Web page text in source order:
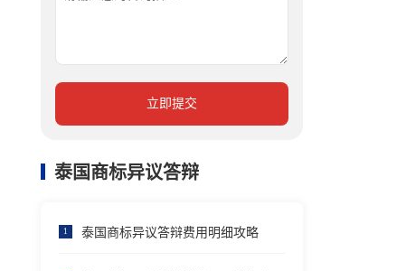
立即提交
泰国商标异议答辩
1 泰国商标异议答辩费用明细攻略